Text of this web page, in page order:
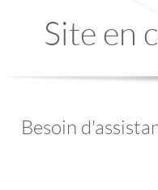
Site en
Besoin